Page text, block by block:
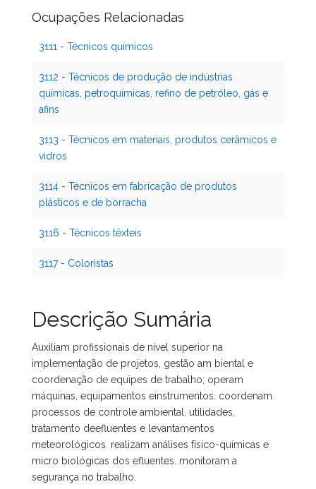
Ocupações Relacionadas
3111 - Técnicos químicos
3112 - Técnicos de produção de indústrias
químicas, petroquímicas, refino de petróleo, gás e
afins
3113 - Técnicos em materiais, produtos cerâmicos e
vidros
3114 - Técnicos em fabricação de produtos
plásticos e de borracha
3116 - Técnicos têxteis
3117 - Coloristas
Descrição Sumária
Auxiliam profissionais de nível superior na
implementação de projetos, gestão am biental e
coordenação de equipes de trabalho; operam
máquinas, equipamentos einstrumentos. coordenam
processos de controle ambiental, utilidades,
tratamento deefluentes e levantamentos
meteorológicos. realizam análises físico-químicas e
micro biológicas dos efluentes. monitoram a
segurança no trabalho.